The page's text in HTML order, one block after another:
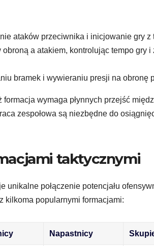
ataków przeciwnika i inicjowanie gry z
obroną a atakiem, kontrolując tempo gry
bramek i wywieraniu presji na obronę
wymaga płynnych przejść
zespołowa są niezbędne do
taktycznymi
unikalne połączenie potencjału
kilkoma popularnymi formacjami:
Napastnicy